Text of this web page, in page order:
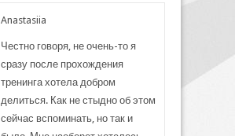
Anastasiia
Честно говоря, не очень-то я
сразу после прохождения
тренинга хотела добром
делиться. Как не стыдно об этом
сейчас вспоминать, но так и